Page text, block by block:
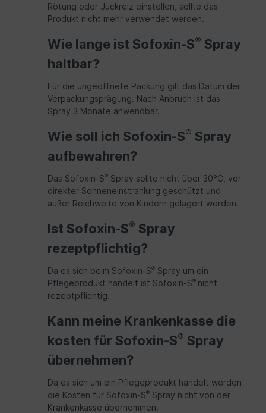
Rötung oder Juckreiz einstellen, sollte das
Produkt nicht mehr verwendet werden.
Wie lange ist Sofoxin-S® Spray
haltbar?
Für die ungeöffnete Packung gilt das Datum der
Verpackungsprägung. Nach Anbruch ist das
Spray 3 Monate anwendbar.
Wie soll ich Sofoxin-S® Spray
aufbewahren?
Das Sofoxin-S® Spray sollte nicht über 30°C, vor
direkter Sonneneinstrahlung geschützt und
außer Reichweite von Kindern gelagert werden.
Ist Sofoxin-S® Spray
rezeptpflichtig?
Da es sich beim Sofoxin-S® Spray um ein
Pflegeprodukt handelt ist Sofoxin-S® nicht
rezeptpflichtig.
Kann meine Krankenkasse die
kosten für Sofoxin-S® Spray
übernehmen?
Da es sich um ein Pflegeprodukt handelt werden
die Kosten für Sofoxin-S® Spray nicht von der
Krankenkasse übernommen.